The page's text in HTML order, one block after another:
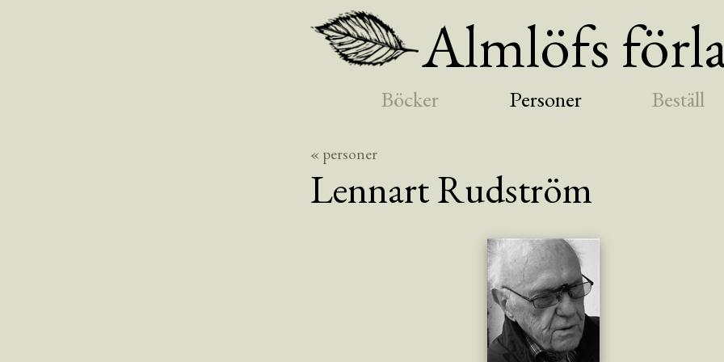
Almlöfs
Böcker Personer Beställ
« personer
LennartRudström